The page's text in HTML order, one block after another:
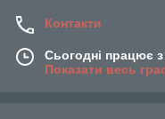
Контакти
Сьогодні працює
Показати весь